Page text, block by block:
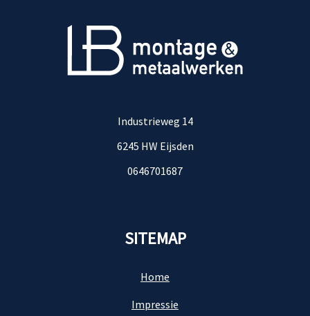
Industrieweg 14
6245 HW Eijsden
0646701687
SITEMAP
Home
Impressie